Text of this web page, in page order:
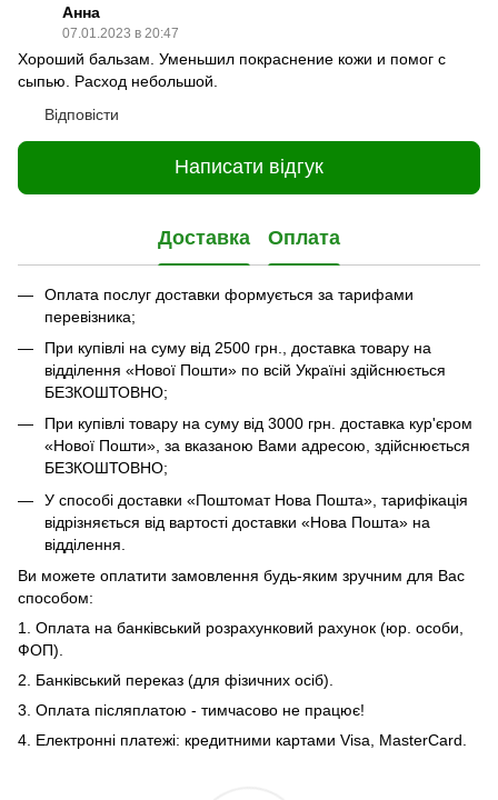
Анна
07.01.2023 в 20:47
Хороший бальзам. Уменьшил покраснение кожи и помог с
сыпью. Расход небольшой.
Відповісти
Написати відгук
Доставка Оплата
Оплата послуг доставки формується за тарифами
перевізника;
При купівлі на суму від 2500 грн., доставка товару на
відділення «Нової Пошти» по всій Україні здійснюється
БЕЗКОШТОВНО;
При купівлі товару на суму від 3000 грн. доставка кур'єром
«Нової Пошти», за вказаною Вами адресою, здійснюється
БЕЗКОШТОВНО;
У способі доставки «Поштомат Нова Пошта», тарифікація
відрізняється від вартості доставки «Нова Пошта» на
відділення.
Ви можете оплатити замовлення будь-яким зручним для Вас
способом:
1. Оплата на банківський розрахунковий рахунок (юр. особи,
ФОП).
2. Банківський переказ (для фізичних осіб).
3. Оплата післяплатою - тимчасово не працює!
4. Електронні платежі: кредитними картами Visa, MasterCard.